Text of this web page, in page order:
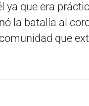
ya que era
la batalla al
que